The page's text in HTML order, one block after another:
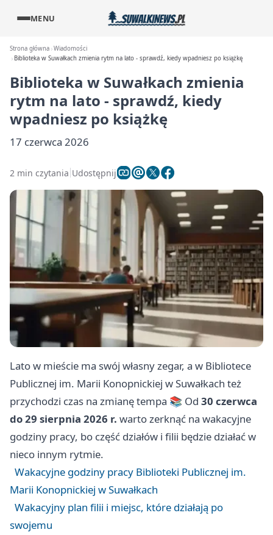
MENU
Strona główna Wiadomości
Biblioteka w Suwałkach zmienia rytm na lato - sprawdź, kiedy wpadniesz po książkę
Biblioteka w Suwałkach zmienia
rytm na lato - sprawdź, kiedy
wpadniesz po książkę
17 czerwca 2026
2 min czytania Udostępnij
Lato w mieście ma swój własny zegar, a w Bibliotece
Publicznej im. Marii Konopnickiej w Suwałkach też
przychodzi czas na zmianę tempa 📚 Od 30 czerwca
do 29 sierpnia 2026 r. warto zerknąć na wakacyjne
godziny pracy, bo część działów i filii będzie działać w
nieco innym rytmie.
Wakacyjne godziny pracy Biblioteki Publicznej im.
Marii Konopnickiej w Suwałkach
Wakacyjny plan filii i miejsc, które działają po
swojemu